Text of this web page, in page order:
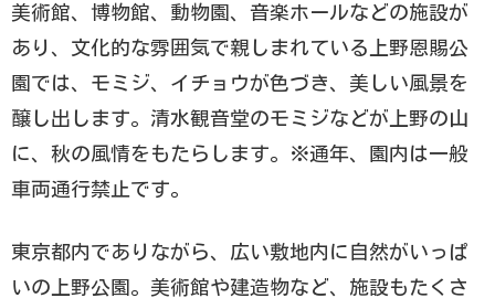
美術館、博物館、動物園、音楽ホールなどの施設が
あり、文化的な雰囲気で親しまれている上野恩賜公
園では、モミジ、イチョウが色づき、美しい風景を
醸し出します。清水観音堂のモミジなどが上野の山
に、秋の風情をもたらします。※通年、園内は一般
車両通行禁止です。
東京都内でありながら、広い敷地内に自然がいっぱ
いの上野公園。美術館や建造物など、施設もたくさ